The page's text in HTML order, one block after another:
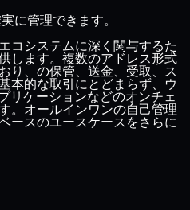
に管理できます。
コシステムに深く関与するた
します。複数のアドレス形式
り、の保管、送金、受取、ス
本的な取引にとどまらず、ウ
リケーションなどのオンチェ
。オールインワンの自己管理
ースのユースケースをさらに